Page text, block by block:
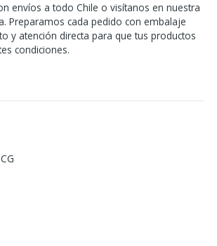
envíos a todo Chile o visítanos en nuestra
Preparamos cada pedido con embalaje
y atención directa para que tus productos
condiciones.